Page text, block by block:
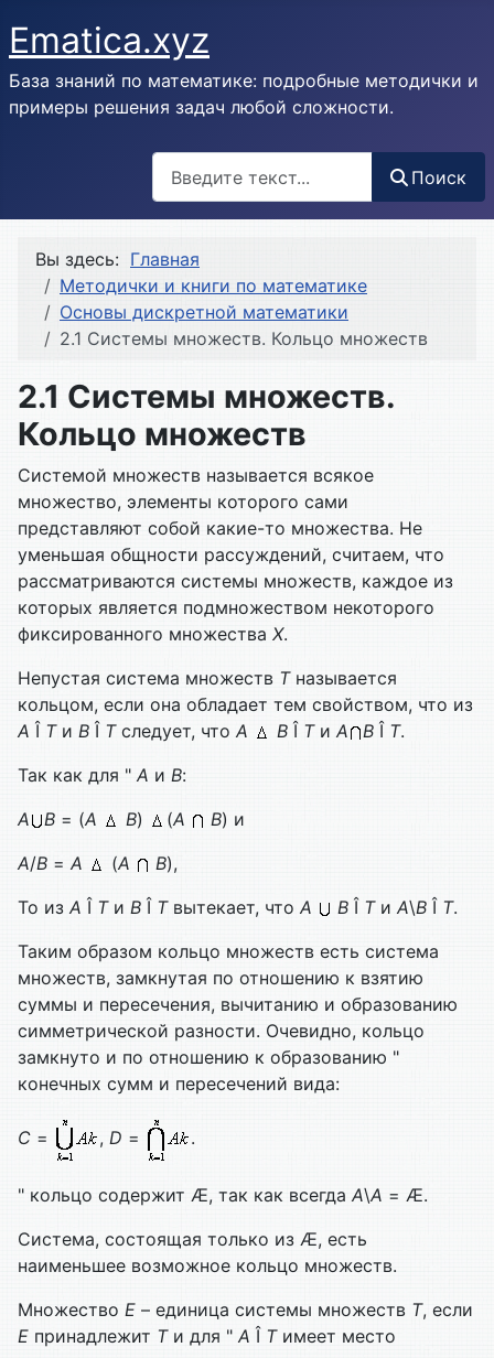
Ematica.xyz
База знаний по математике: подробные методички и
примеры решения задач любой сложности.
Поиск
Вы здесь: Главная
Методички и книги по математике
Основы дискретной математики
2.1 Системы множеств. Кольцо множеств
2.1 Системы множеств.
Кольцо множеств
Системой множеств называется всякое
множество, элементы которого сами
представляют собой какие-то множества. Не
уменьшая общности рассуждений, считаем, что
рассматриваются системы множеств, каждое из
которых является подмножеством некоторого
фиксированного множества Х.
Непустая система множеств Тназывается
кольцом, если она обладает тем свойством, что из
А Î Ти В Î Тследует, чтоА В Î ТиА В Î Т.
Так как для "А и В:
А
В = (А В) (А В) и
А/В = А (А В),
То изА Î Ти В Î Твытекает, чтоА В Î ТиА\В Î Т.
Таким образом кольцо множеств есть система
множеств, замк­нутая по отношению к взятию
суммы и пересечения, вычитанию и образованию
симметрической разности. Очевидно, кольцо
замкнуто и по отношению к образованию "
конечных сумм и пересечений вида:
С = , D = .
" кольцо содержит Æ, так как всегдаА\А = Æ.
Система, состоящая только из Æ, есть
наименьшее возможное кольцо множеств.
Множество Е – единица системы множеств Т, если
Е принад­лежит Ти для " А Î Тимеет место